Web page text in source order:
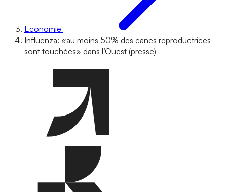
Economie
Influenza: «au moins 50% des canes reproductrices
sont touchées» dans l’Ouest (presse)